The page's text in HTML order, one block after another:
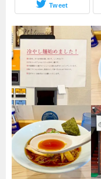
Tweet